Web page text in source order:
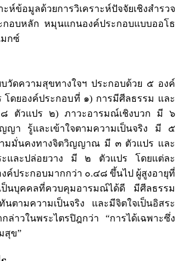
ห์ข้อมูลด้วยการวิเคราะห์ปัจจัยเชิงสำรวจ
กอบหลัก หมุนแกนองค์ประกอบแบบออโธ
กซ์
วัดความสุขทางใจฯ ประกอบด้วย ๕ องค์
ดยองค์ประกอบที่ ๑) การมีศีลธรรม และ
ตัวแปร ๒) ภาวะอารมณ์เชิงบวก มี ๖
า รู้และเข้าใจตามความเป็นจริง มี ๕
มมั่นคงทางจิตวิญญาณ มี ๓ ตัวแปร และ
ะและปล่อยวาง มี ๒ ตัวแปร โดยแต่ละ
ค์ประกอบมากกว่า ๐.๔๘ ขึ้นไป ผู้สูงอายุที่
ป็นบุคคลที่ควบคุมอารมณ์ได้ดี มีศีลธรรม
ตามความเป็นจริง และมีจิตใจเป็นอิสระ
ล่าวในพระไตรปิฎกว่า “การได้เฉพาะซึ่ง
สุข”